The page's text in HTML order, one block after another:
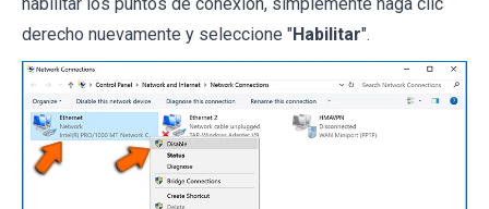
derecho nuevamente y seleccione "Habilitar".